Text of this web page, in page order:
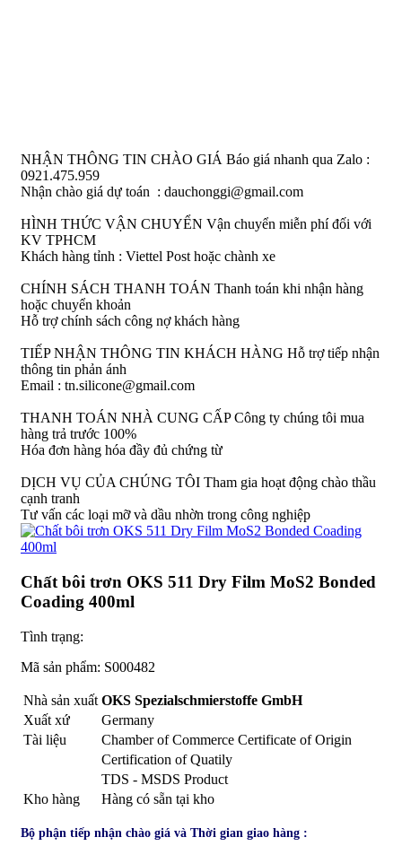
NHẬN THÔNG TIN CHÀO GIÁ Báo giá nhanh qua Zalo :
0921.475.959
Nhận chào giá dự toán : dauchonggi@gmail.com
HÌNH THỨC VẬN CHUYỂN Vận chuyển miễn phí đối với
KV TPHCM
Khách hàng tỉnh : Viettel Post hoặc chành xe
CHÍNH SÁCH THANH TOÁN Thanh toán khi nhận hàng
hoặc chuyển khoản
Hỗ trợ chính sách công nợ khách hàng
TIẾP NHẬN THÔNG TIN KHÁCH HÀNG Hỗ trợ tiếp nhận
thông tin phản ánh
Email : tn.silicone@gmail.com
THANH TOÁN NHÀ CUNG CẤP Công ty chúng tôi mua
hàng trả trước 100%
Hóa đơn hàng hóa đầy đủ chứng từ
DỊCH VỤ CỦA CHÚNG TÔI Tham gia hoạt động chào thầu
cạnh tranh
Tư vấn các loại mỡ và dầu nhờn trong công nghiệp
Chất bôi trơn OKS 511 Dry Film MoS2 Bonded
Coading 400ml
Tình trạng:
Mã sản phẩm: S000482
Nhà sản xuất OKS Spezialschmierstoffe GmbH
Xuất xứ
Germany
Tài liệu
Chamber of Commerce Certificate of Origin
Certification of Quatily
TDS - MSDS Product
Kho hàng
Hàng có sẵn tại kho
Bộ phận tiếp nhận chào giá và Thời gian giao hàng :